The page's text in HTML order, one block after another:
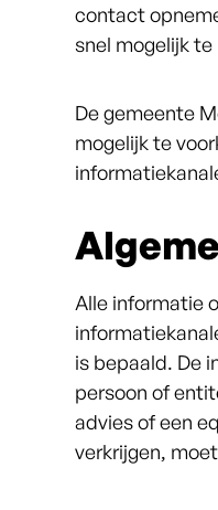
contact
snel mogelijk
De gemeente
mogelijk te
Alle informatie
is bepaald. De
persoon of
advies of een
verkrijgen,